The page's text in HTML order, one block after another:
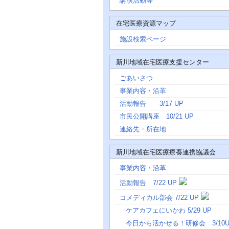
在宅医療資源マップ
施設検索ページ
新川地域在宅医療支援センター
ごあいさつ
事業内容・沿革
活動報告 3/17 UP
市民公開講座 10/21 UP
連絡先・所在地
新川地域在宅医療療養連携協議会
事業内容・沿革
活動報告 7/22 UP
コメディカル部会 7/22 UP
ケアカフェにいかわ 5/29 UP
今日から活かせる！研修会 3/